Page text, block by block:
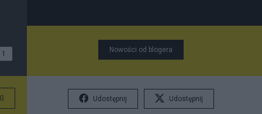
1 Nowości od blogera
Udostępnij Udostępnij